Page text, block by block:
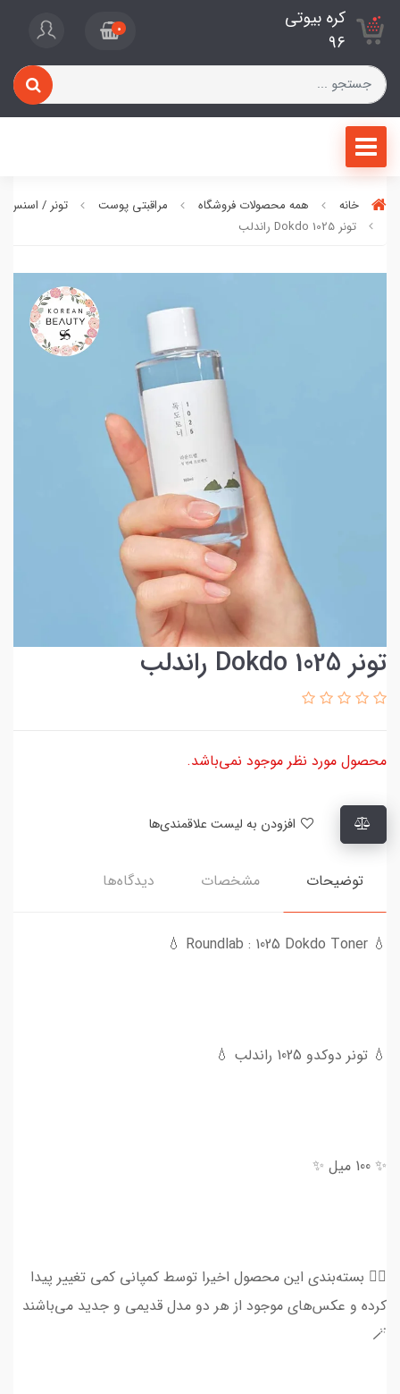
کره بیوتی
96
0
خانه همه محصولات فروشگاه مراقبتی پوست
تونر /
تونر 1025 Dokdo راندلب
تونر 1025 Dokdo راندلب
محصول مورد نظر موجود نمی‌باشد.
توضیحات مشخصات دیدگاه‌ها
💧 Roundlab : 1025 Dokdo Toner 💧
💧 تونر دوکدو 1025 راندلب 💧
✨ 100 میل ✨
👈🏻 بسته‌بندی این محصول اخیرا توسط کمپانی کمی تغییر پیدا
کرده و عکس‌های موجود از هر دو مدل قدیمی و جدید می‌باشند
🪄